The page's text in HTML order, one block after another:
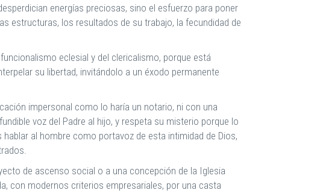
energías preciosas, sino el esfuerzo para poner
estructuras, los resultados de su trabajo, la fecundidad de
eclesial y del clericalismo, porque está
su libertad, invitándolo a un éxodo permanente
impersonal como lo haría un notario, ni con una
voz del Padre al hijo, y respeta su misterio porque lo
al hombre como portavoz de esta intimidad de Dios,
de ascenso social o a una concepción de la Iglesia
con modernos criterios empresariales, por una casta